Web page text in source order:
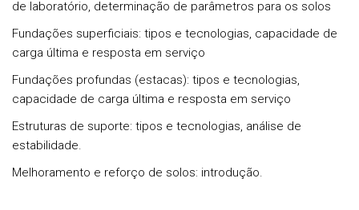
de laboratório, determinação de parâmetros para os solos
Fundações superficiais: tipos e tecnologias, capacidade de
carga última e resposta em serviço
Fundações profundas (estacas): tipos e tecnologias,
capacidade de carga última e resposta em serviço
Estruturas de suporte: tipos e tecnologias, análise de
estabilidade.
Melhoramento e reforço de solos: introdução.